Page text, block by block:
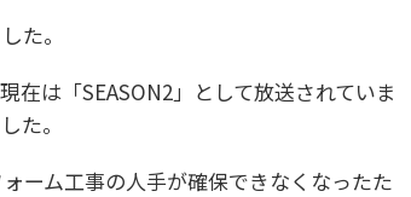
た。
在は「SEASON2」として放送されていま
た。
ーム工事の人手が確保できなくなったた